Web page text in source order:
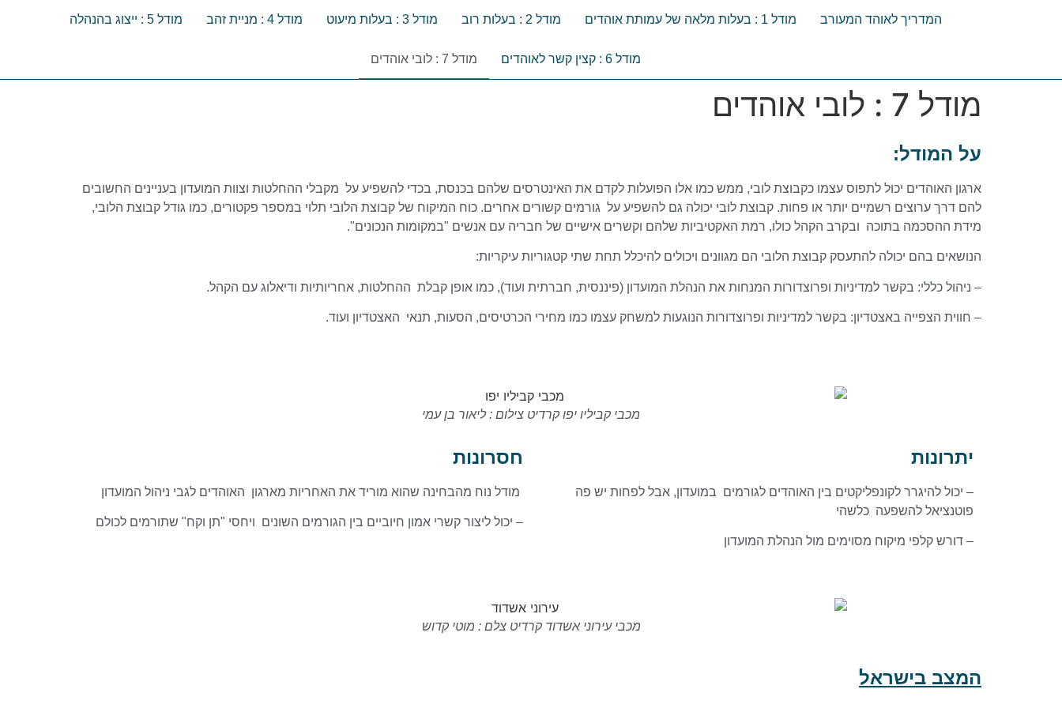
המדריך לאוהד המעורב מודל 1 : בעלות מלאה של עמותת אוהדים מודל 2 : בעלות רוב מודל 3 : בעלות מיעוט מודל 4 : מניית זהב מודל 5 : ייצוג בהנהלה
מודל 6 : קצין קשר לאוהדים מודל 7 : לובי אוהדים
מודל 7 : לובי אוהדים
על המודל:
ארגון האוהדים יכול לתפוס עצמו כקבוצת לובי, ממש כמו אלו הפועלות לקדם את האינטרסים שלהם בכנסת, בכדי להשפיע על מקבלי ההחלטות וצוות המועדון בעניינים החשובים
להם דרך ערוצים רשמיים יותר או פחות. קבוצת לובי יכולה גם להשפיע על גורמים קשורים אחרים. כוח המיקוח של קבוצת הלובי תלוי במספר פקטורים, כמו גודל קבוצת הלובי,
מידת ההסכמה בתוכה ובקרב הקהל כולו, רמת האקטיביות שלהם וקשרים אישיים של חבריה עם אנשים "במקומות הנכונים".
הנושאים בהם יכולה להתעסק קבוצת הלובי הם מגוונים ויכולים להיכלל תחת שתי קטגוריות עיקריות:
– ניהול כללי: בקשר למדיניות ופרוצדורות המנחות את הנהלת המועדון (פיננסית, חברתית ועוד), כמו אופן קבלת ההחלטות, אחריותיות ודיאלוג עם הקהל.
– חווית הצפייה באצטדיון: בקשר למדיניות ופרוצדורות הנוגעות למשחק עצמו כמו מחירי הכרטיסים, הסעות, תנאי האצטדיון ועוד.
מכבי קביליו יפו קרדיט צילום : ליאור בן עמי
יתרונות חסרונות
– יכול להיגרר לקונפליקטים בין האוהדים לגורמים במועדון, אבל לפחות יש פה
פוטנציאל להשפעה כלשהי
– דורש קלפי מיקוח מסוימים מול הנהלת המועדון
מודל נוח מהבחינה שהוא מוריד את האחריות מארגון האוהדים לגבי ניהול המועדון
– יכול ליצור קשרי אמון חיוביים בין הגורמים השונים ויחסי "תן וקח" שתורמים לכולם
מכבי עירוני אשדוד קרדיט צלם : מוטי קדוש
המצב בישראל